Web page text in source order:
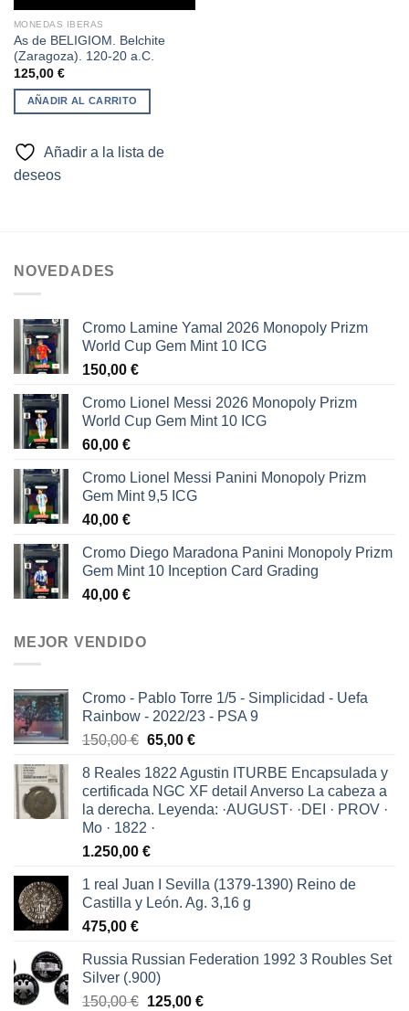
MONEDAS IBERAS
As de BELIGIOM. Belchite
(Zaragoza). 120-20 a.C.
125,00 €
AÑADIR AL CARRITO
Añadir a la lista de
deseos
NOVEDADES
Cromo Lamine Yamal 2026 Monopoly Prizm
World Cup Gem Mint 10 ICG
150,00 €
Cromo Lionel Messi 2026 Monopoly Prizm
World Cup Gem Mint 10 ICG
60,00 €
Cromo Lionel Messi Panini Monopoly Prizm
Gem Mint 9,5 ICG
40,00 €
Cromo Diego Maradona Panini Monopoly Prizm
Gem Mint 10 Inception Card Grading
40,00 €
MEJOR VENDIDO
Cromo - Pablo Torre 1/5 - Simplicidad - Uefa
Rainbow - 2022/23 - PSA 9
150,00€ El
original
era:
150,00 €.
65,00 €El
actual
es:
65,00 €.
8 Reales 1822 Agustin ITURBE Encapsulada y
certificada NGC XF detail Anverso La cabeza a
la derecha. Leyenda: ·AUGUST· ·DEI · PROV ·
Mo · 1822 ·
1.250,00 €
1 real Juan I Sevilla (1379-1390) Reino de
Castilla y León. Ag. 3,16 g
475,00 €
Russia Russian Federation 1992 3 Roubles Set
Silver (.900)
150,00€ El
125,00 €El